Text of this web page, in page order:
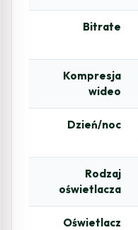
Bitrate
Kompresja
wideo
Dzień/noc
Rodzaj
oświetlacza
Oświetlacz